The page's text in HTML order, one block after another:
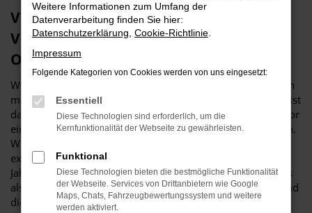
VW Gebrauchtwagen – wir sind Ihr
Vertrauenshändler für Bad
Oeynhausen
Wer in Bad Oeynhausen einen VW Gebrauchtwagen kaufen
möchte, braucht ein wenig Vertrauen. In der heutigen Zeit ist
das Kaufen von Fahrzeugen deutlich komplexer als noch vor
einigen Jahrzehnten und es lohnt sich, genau hinzuschauen.
Wir vom Autohaus Meier wissen das, denn schließlich
existiert unser Unternehmen bereits seit mehr als 100
Jahren. In Bad Oeynhausen und Umgebung kennt man uns
als ehrliche und verlässliche Partner in allen Autofragen und
dies gilt natürlich auch für den Verkauf von VW
Weitere Informationen zum Umfang der
Datenverarbeitung finden Sie hier:
Datenschutzerklärung Cookie-Richtlinie
Impressum
Folgende Kategorien von Cookies werden von uns eingesetzt:
Essentiell
Diese Technologien sind erforderlich, um die
Kernfunktionalität der Webseite zu gewährleisten.
Funktional
Diese Technologien bieten die bestmögliche Funktionalität
der Webseite. Services von Drittanbietern wie Google
Maps, Chats, Fahrzeugbewertungssystem und weitere
werden aktiviert.